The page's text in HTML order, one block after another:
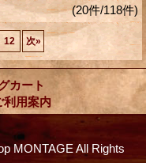
(20件/118件)
12 次»
カート
利用案内
MONTAGE All Rights